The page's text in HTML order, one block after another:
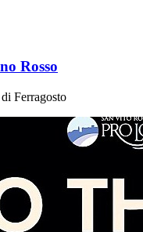
Rosso
Ferragosto